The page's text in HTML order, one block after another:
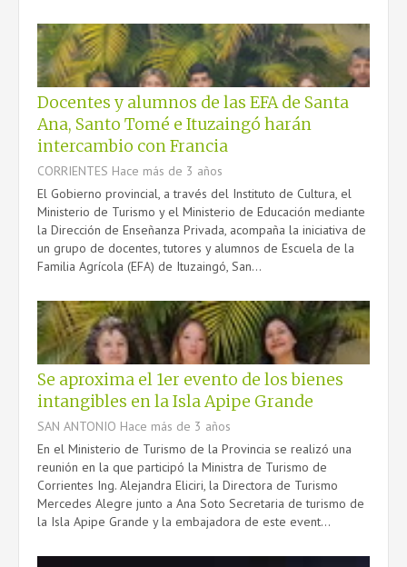
Docentes y alumnos de las EFA de Santa
Ana, Santo Tomé e Ituzaingó harán
intercambio con Francia
CORRIENTES Hace más de 3 años
El Gobierno provincial, a través del Instituto de Cultura, el
Ministerio de Turismo y el Ministerio de Educación mediante
la Dirección de Enseñanza Privada, acompaña la iniciativa de
un grupo de docentes, tutores y alumnos de Escuela de la
Familia Agrícola (EFA) de Ituzaingó, San...
Se aproxima el 1er evento de los bienes
intangibles en la Isla Apipe Grande
SAN ANTONIO Hace más de 3 años
En el Ministerio de Turismo de la Provincia se realizó una
reunión en la que participó la Ministra de Turismo de
Corrientes Ing. Alejandra Eliciri, la Directora de Turismo
Mercedes Alegre junto a Ana Soto Secretaria de turismo de
la Isla Apipe Grande y la embajadora de este event...